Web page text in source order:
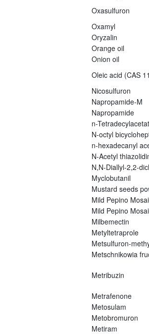
Oxasulfuron
Oxamyl
Oryzalin
Orange oil
Onion oil
Oleic acid (CAS
Nicosulfuron
Napropamide-M
Napropamide
n-
N-octyl
n-hexadecanyl
N-Acetyl
N,N-Diallyl-2,2-
Myclobutanil
Mustard seeds
Mild Pepino
Mild Pepino
Milbemectin
Metyltetraprole
Metsulfuron-
Metschnikowia
Metribuzin
Metrafenone
Metosulam
Metobromuron
Metiram